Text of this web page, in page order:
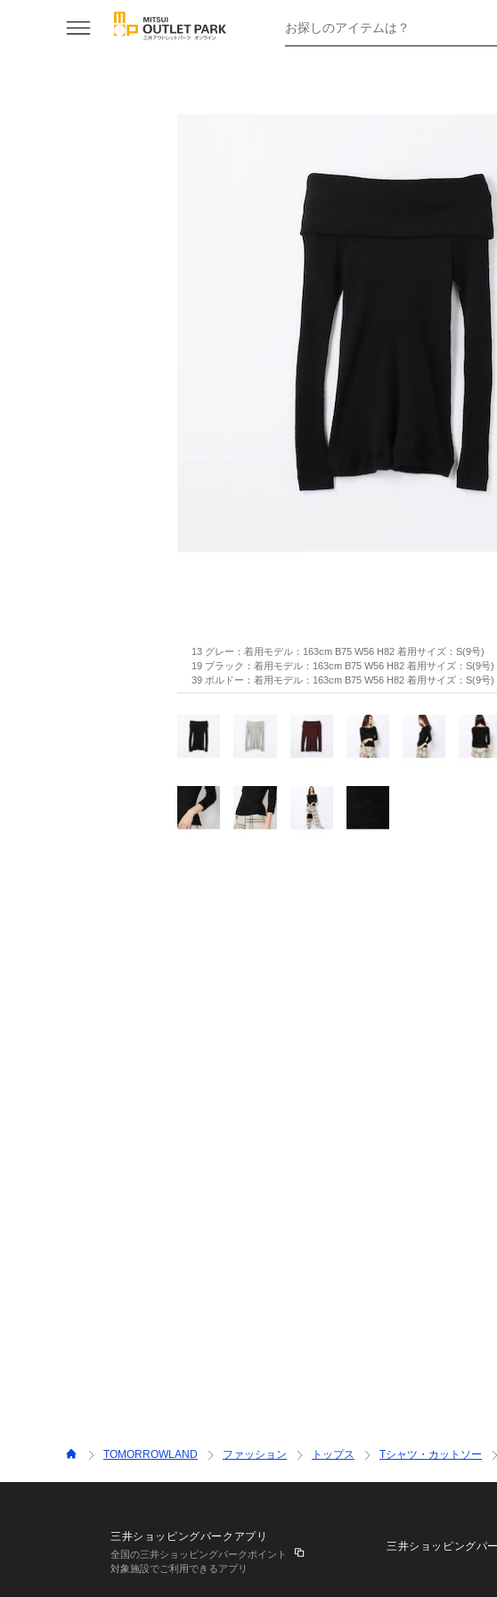
お探しのアイテムは？
13 グレー：着用モデル：163cm B75 W56 H82 着用サイズ：S(9号)
19 ブラック：着用モデル：163cm B75 W56 H82 着用サイズ：S(9号)
39 ボルドー：着用モデル：163cm B75 W56 H82 着用サイズ：S(9号)
TOMORROWLAND ファッション トップス Tシャツ・カットソー
三井ショッピングパークアプリ
全国の三井ショッピングパークポイント
対象施設でご利用できるアプリ
三井ショッピングパ